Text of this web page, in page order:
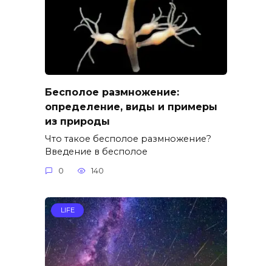
Бесполое размножение:
определение, виды и примеры
из природы
Что такое бесполое размножение?
Введение в бесполое
0 140
LIFE